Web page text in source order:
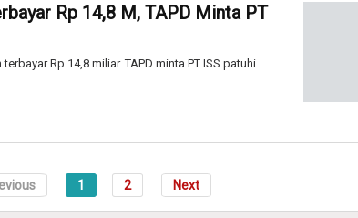
Rp 14,8 M, TAPD Minta PT
Rp 14,8 miliar. TAPD minta PT ISS patuhi
1 2 Next